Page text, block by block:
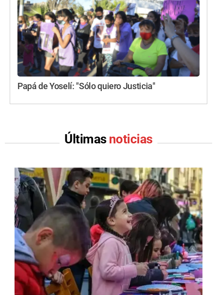
Papá de Yoselí: "Sólo quiero Justicia"
Últimas noticias